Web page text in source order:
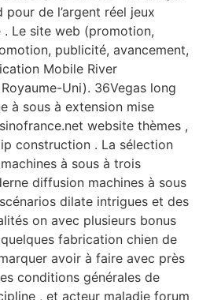
de l’argent réel jeux
Le site web (promotion,
publicité, avancement,
Mobile River
Uni). 36Vegas long
à sous à extension mise
website thèmes ,
construction . La sélection
à sous à trois
diffusion machines à sous
dilate intrigues et des
on avec plusieurs bonus
fabrication chien de
avoir à faire avec près
conditions générales de
, et acteur maladie forum